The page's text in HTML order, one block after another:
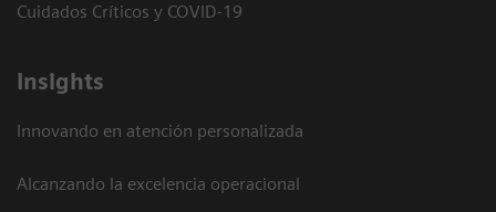
Cuidados Críticos y COVID-19
Insights
Innovando en atención personalizada
Alcanzando la excelencia operacional